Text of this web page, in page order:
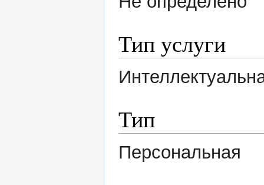
Тип услуги
Тип
Персональная